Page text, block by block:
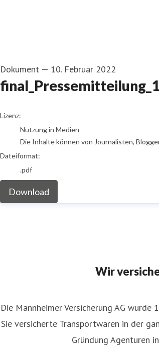
Dokument — 10. Februar 2022
go to media item
Lizenz:
Nutzung in Medien
Die Inhalte können von Journalisten,
Dateiformat:
.pdf
Download
Wir
Die Mannheimer Versicherung AG
Sie versicherte Transportwaren in der
Gründung Agenturen